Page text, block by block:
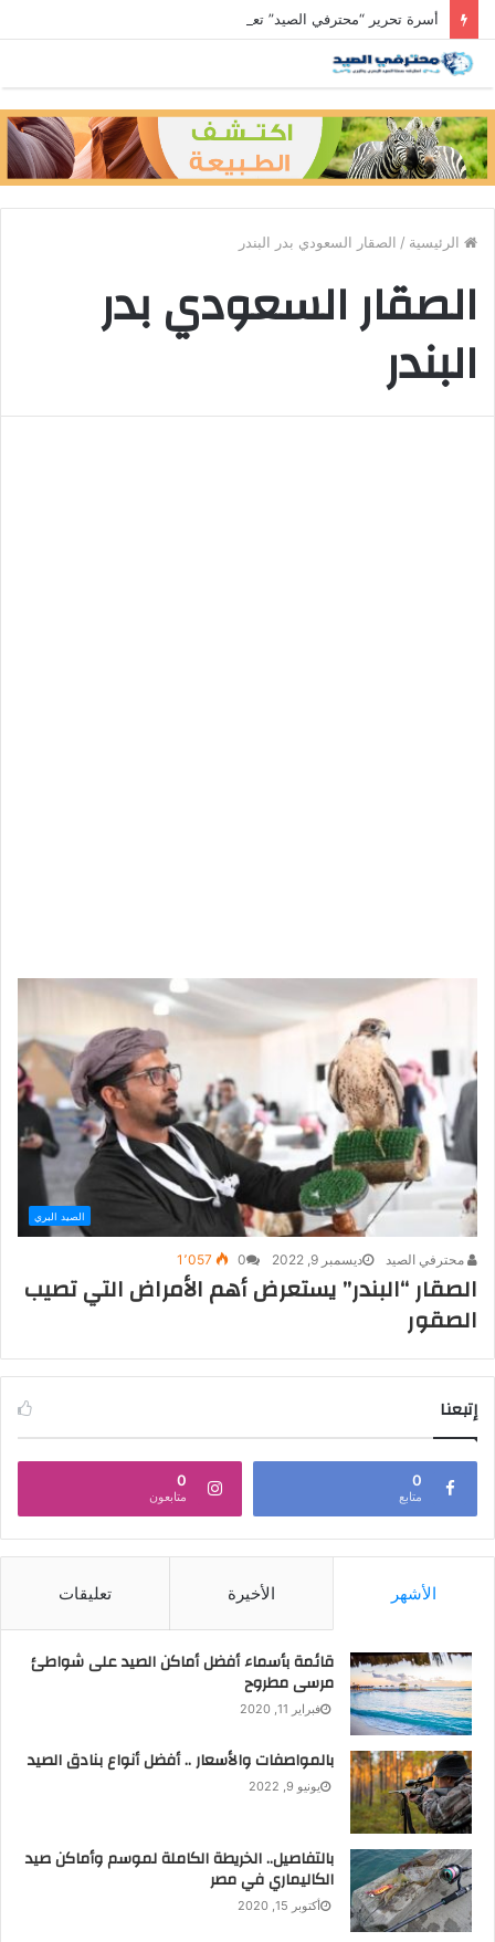
الرئيسية / الصقار السعودي بدر البندر
الصقار السعودي بدر
البندر
الصيد البري
محترفي الصيد ديسمبر 9, 2022 0 1٬057
الصقار “البندر” يستعرض أهم الأمراض التي تصيب
الصقور
إتبعنا
0
متابع
0
متابعون
الأشهر الأخيرة تعليقات
قائمة بأسماء أفضل أماكن الصيد على شواطئ
مرسى مطروح
فبراير 11, 2020
بالمواصفات والأسعار .. أفضل أنواع بنادق الصيد
يونيو 9, 2022
بالتفاصيل.. الخريطة الكاملة لموسم وأماكن صيد
الكاليماري في مصر
أكتوبر 15, 2020